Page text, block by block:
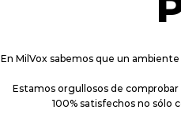
En MilVox sabemos que un
Estamos orgullosos de
100% satisfechos no sólo